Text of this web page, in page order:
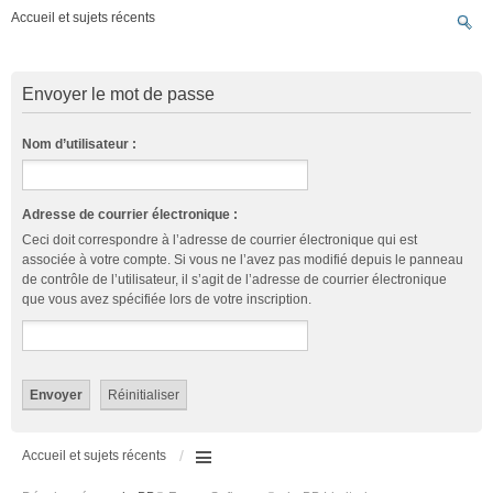
Accueil et sujets récents
Envoyer le mot de passe
Nom d’utilisateur :
Adresse de courrier électronique :
Ceci doit correspondre à l’adresse de courrier électronique qui est
associée à votre compte. Si vous ne l’avez pas modifié depuis le panneau
de contrôle de l’utilisateur, il s’agit de l’adresse de courrier électronique
que vous avez spécifiée lors de votre inscription.
Accueil et sujets récents